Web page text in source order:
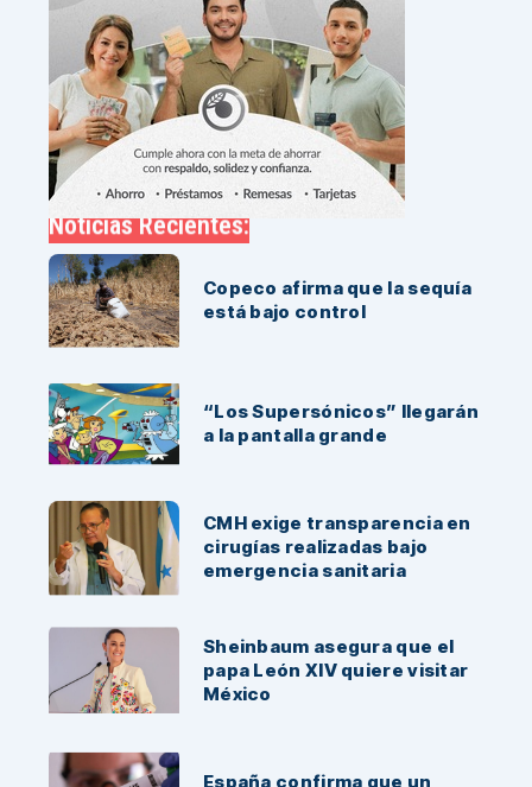
Noticias Recientes:
Copeco afirma que la sequía
está bajo control
“Los Supersónicos” llegarán
a la pantalla grande
CMH exige transparencia en
cirugías realizadas bajo
emergencia sanitaria
Sheinbaum asegura que el
papa León XIV quiere visitar
México
España confirma que un